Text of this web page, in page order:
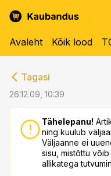
Avaleht Kõik lood
Tagasi
26.12.09, 10:39
Tähelepanu!
ning kuulub
Väljaanne ei
sisu, mistõttu
allikatega